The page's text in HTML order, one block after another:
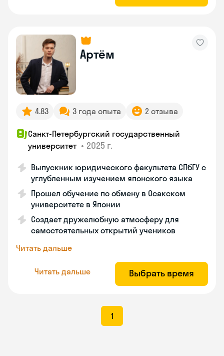
Артём
4.83 3 года опыта 2 отзыва
Санкт-Петербургский государственный
университет • 2025 г.
Выпускник юридического факультета СПбГУ с
углубленным изучением японского языка
Прошел обучение по обмену в Осакском
университете в Японии
Создает дружелюбную атмосферу для
самостоятельных открытий учеников
Читать дальше
Читать дальше Выбрать время
1